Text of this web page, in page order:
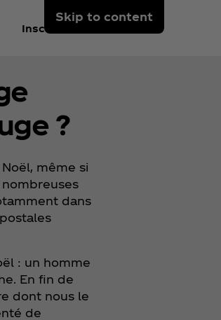
Skip to content
Inscrivez-vous
?
même si
nombreuses
dans
: un homme
En fin de
dont nous le
de